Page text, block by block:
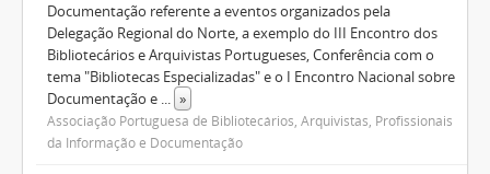
Documentação referente a eventos organizados pela
Delegação Regional do Norte, a exemplo do III Encontro dos
Bibliotecários e Arquivistas Portugueses, Conferência com o
tema "Bibliotecas Especializadas" e o I Encontro Nacional sobre
Documentação e ... »
Associação Portuguesa de Bibliotecários, Arquivistas, Profissionais
da Informação e Documentação